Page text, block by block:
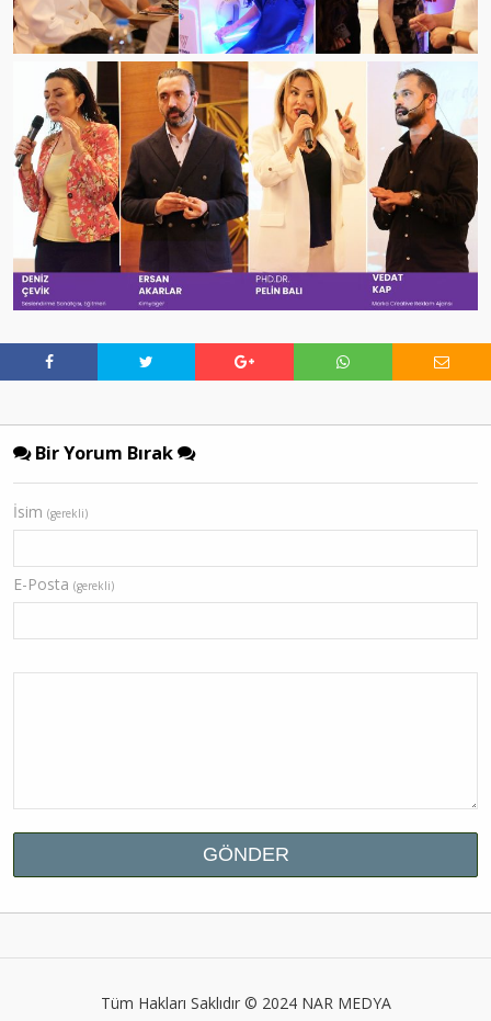
Bir Yorum Bırak
İsim (gerekli)
E-Posta (gerekli)
Tüm Hakları Saklıdır © 2024 NAR MEDYA